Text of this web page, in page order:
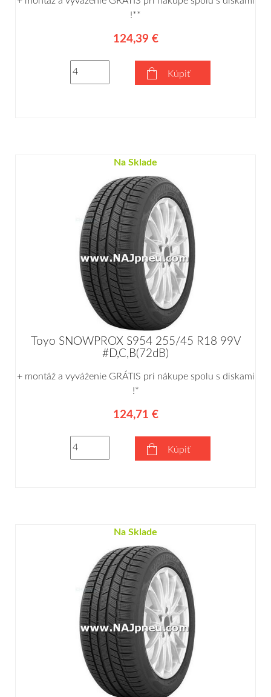
!**
124,39 €
Kúpiť
Na Sklade
Toyo SNOWPROX S954 255/45 R18 99V
#D,C,B(72dB)
+ montáž a vyváženie GRÁTIS pri nákupe spolu s diskami
!*
124,71 €
Kúpiť
Na Sklade